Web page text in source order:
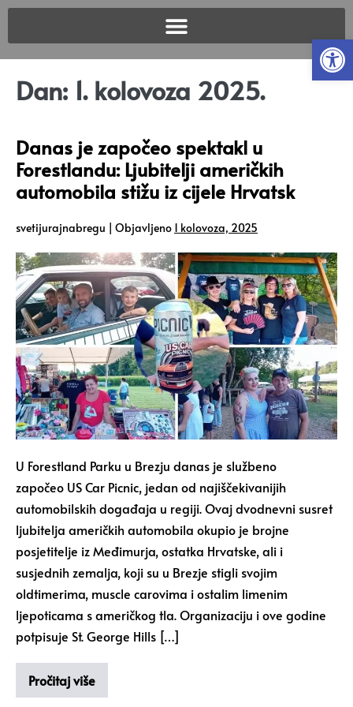
Dan: 1. kolovoza 2025.
Danas je započeo spektakl u
Forestlandu: Ljubitelji američkih
automobila stižu iz cijele Hrvatsk
svetijurajnabregu | Objavljeno 1 kolovoza, 2025
U Forestland Parku u Brezju danas je službeno
započeo US Car Picnic, jedan od najiščekivanijih
automobilskih događaja u regiji. Ovaj dvodnevni susret
ljubitelja američkih automobila okupio je brojne
posjetitelje iz Međimurja, ostatka Hrvatske, ali i
susjednih zemalja, koji su u Brezje stigli svojim
oldtimerima, muscle carovima i ostalim limenim
ljepoticama s američkog tla. Organizaciju i ove godine
potpisuje St. George Hills […]
Pročitaj više